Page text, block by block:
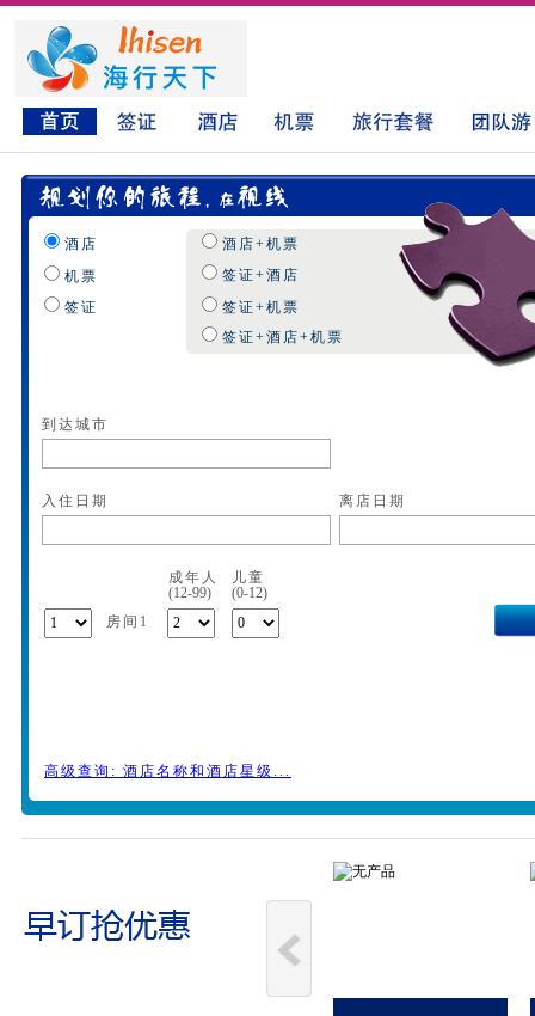
酒店
机票
签证
酒店+机票
签证+机票
签证+酒店
签证+酒店+机票
到达城市
入住日期 离店日期
成年人
儿童
(12-99)
(0-12)
房间1
高级查询: 酒店名称和酒店星级...